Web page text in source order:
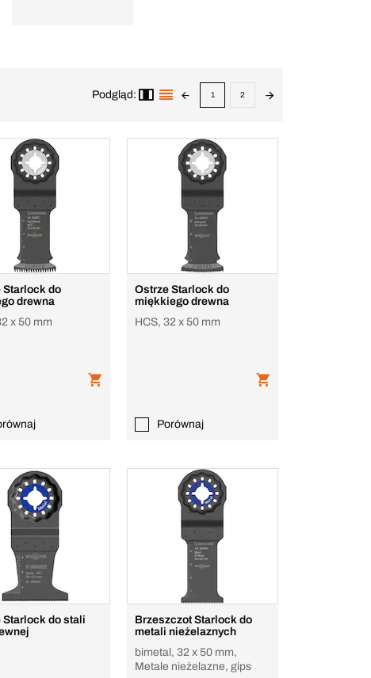
Podgląd: 1 2
Starlock do
drewna
x 50 mm
Ostrze Starlock do
miękkiego drewna
HCS, 32 x 50 mm
Porównaj
Starlock do stali
Brzeszczot Starlock do
metali nieżelaznych
bimetal, 32 x 50 mm,
Metale nieżelazne, gips